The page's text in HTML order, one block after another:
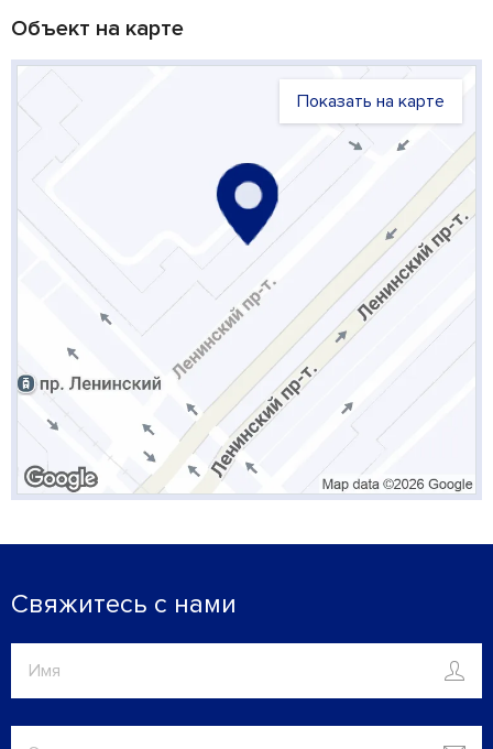
Объект на карте
Показать на карте
Свяжитесь с нами